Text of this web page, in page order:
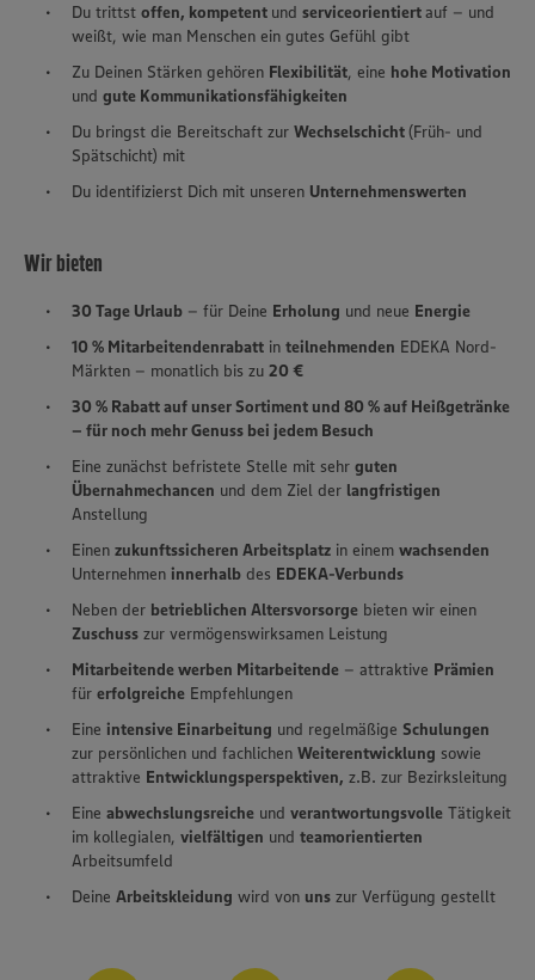
Du trittst offen, kompetent und serviceorientiertauf – und
weißt, wie man Menschen ein gutes Gefühl gibt
Zu Deinen Stärken gehören Flexibilität, eine hohe Motivation
und gute Kommunikationsfähigkeiten
Du bringst die Bereitschaft zur Wechselschicht(Früh- und
Spätschicht) mit
Du identifizierst Dich mit unseren Unternehmenswerten
Wir bieten
30 Tage Urlaub – für Deine Erholung und neue Energie
10 % Mitarbeitendenrabatt in teilnehmenden EDEKA Nord-
Märkten – monatlich bis zu 20 €
30 % Rabatt auf unser Sortiment und 80 % auf Heißgetränke
– für noch mehr Genuss bei jedem Besuch
Eine zunächst befristete Stelle mit sehr guten
Übernahmechancen und dem Ziel der langfristigen
Anstellung
Einen zukunftssicheren Arbeitsplatz in einem wachsenden
Unternehmen innerhalb des EDEKA-Verbunds
Neben der betrieblichen Altersvorsorge bieten wir einen
Zuschuss zur vermögenswirksamen Leistung
Mitarbeitende werben Mitarbeitende – attraktive Prämien
für erfolgreiche Empfehlungen
Eine intensive Einarbeitung und regelmäßige Schulungen
zur persönlichen und fachlichen Weiterentwicklung sowie
attraktive Entwicklungsperspektiven, z.B. zur Bezirksleitung
Eine abwechslungsreiche und verantwortungsvolle Tätigkeit
im kollegialen, vielfältigen und teamorientierten
Arbeitsumfeld
Deine Arbeitskleidung wird von uns zur Verfügung gestellt